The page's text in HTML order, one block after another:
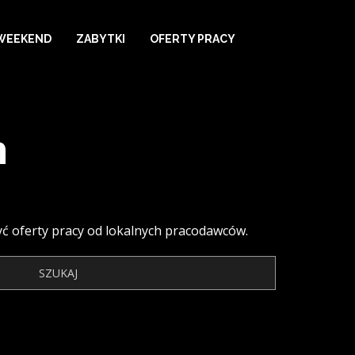
ZABYTKI OFERTY PRACY
oferty pracy od lokalnych pracodawców.